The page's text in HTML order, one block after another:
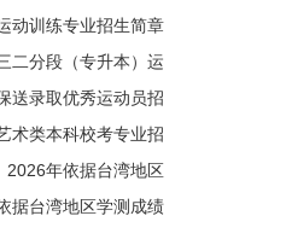
动训练专业招生简章
二分段（专升本）运
送录取优秀运动员招
术类本科校考专业招
2026年依据台湾地区
据台湾地区学测成绩